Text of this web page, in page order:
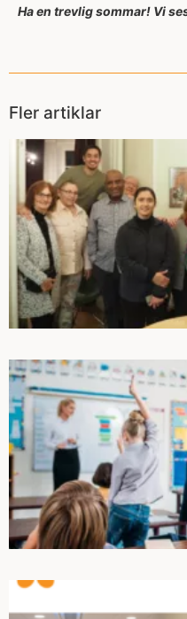
Ha en trevlig sommar! Vi
Fler artiklar